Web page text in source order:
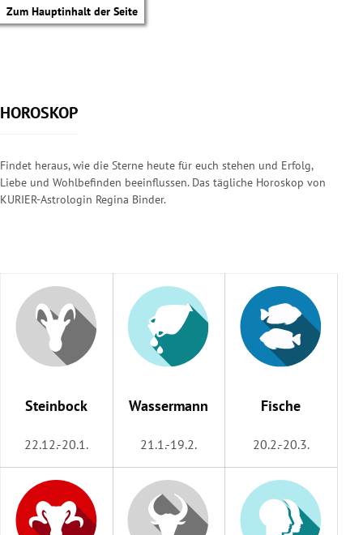
Zum Hauptinhalt der Seite
Untermenü
Untermenü
HOROSKOP
Findet heraus, wie die Sterne heute für euch stehen und Erfolg,
Liebe und Wohlbefinden beeinflussen. Das tägliche Horoskop von
KURIER-Astrologin Regina Binder.
Steinbock
22.12.-20.1.
Wassermann
21.1.-19.2.
Fische
20.2.-20.3.